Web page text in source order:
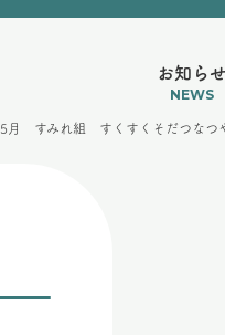
お知ら
NEWS
5月 すみれ組 すくすくそだつなつ